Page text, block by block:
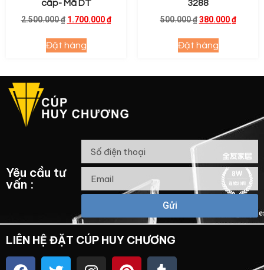
cấp- Mã DT
2.500.000₫ 1.700.000₫
Đặt hàng
3288
500.000₫ 380.000₫
Đặt hàng
Yêu cầu tư
vấn :
Gửi
LIÊN HỆ ĐẶT CÚP HUY CHƯƠNG